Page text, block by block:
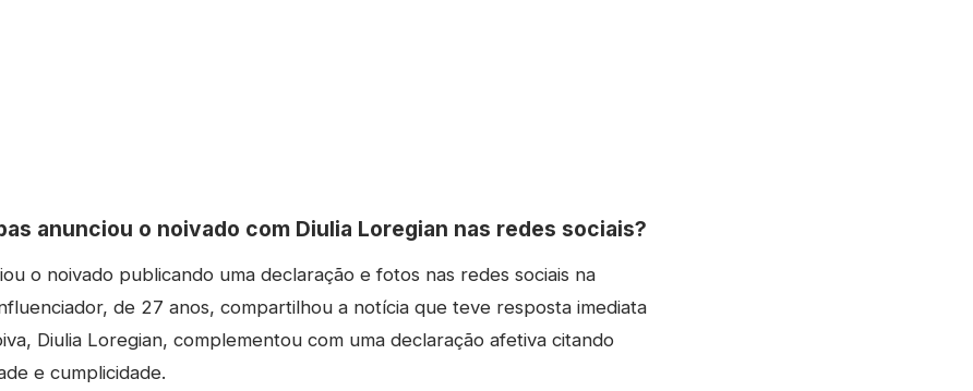
anunciou o noivado com Diulia Loregian nas redes sociais?
o noivado publicando uma declaração e fotos nas redes sociais na
de 27 anos, compartilhou a notícia que teve resposta imediata
Diulia Loregian, complementou com uma declaração afetiva citando
e cumplicidade.